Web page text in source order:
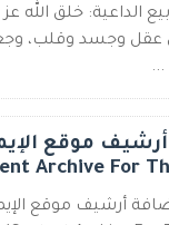
الداعية: خلق الله
عقل وجسد وقلب،
...
Archive For